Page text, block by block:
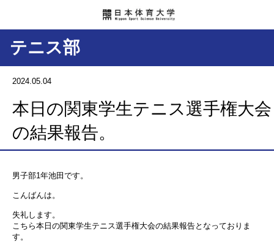
テニス部
2024.05.04
本日の関東学生テニス選手権大会
の結果報告。
男子部1年池田です。
こんばんは。
失礼します。
こちら本日の関東学生テニス選手権大会の結果報告となっておりま
す。